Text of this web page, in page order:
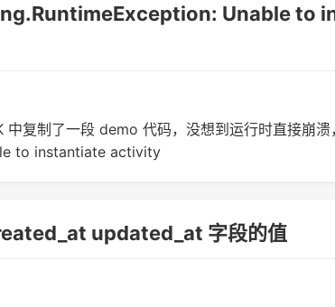
Unable to
复制了一段 demo 代码，没想到运行时直接崩溃
to instantiate activity
updated_at 字段的值